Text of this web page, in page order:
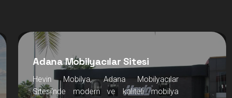
Adana Mobilyacılar Sitesi
Hevin Mobilya, Adana Mobilyacılar
Sitesi’nde modern ve kaliteli mobilya